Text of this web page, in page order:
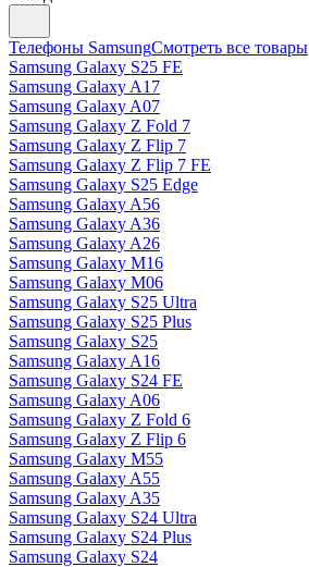
Телефоны SamsungСмотреть все товары
Samsung Galaxy S25 FE
Samsung Galaxy A17
Samsung Galaxy A07
Samsung Galaxy Z Fold 7
Samsung Galaxy Z Flip 7
Samsung Galaxy Z Flip 7 FE
Samsung Galaxy S25 Edge
Samsung Galaxy A56
Samsung Galaxy A36
Samsung Galaxy A26
Samsung Galaxy M16
Samsung Galaxy M06
Samsung Galaxy S25 Ultra
Samsung Galaxy S25 Plus
Samsung Galaxy S25
Samsung Galaxy A16
Samsung Galaxy S24 FE
Samsung Galaxy A06
Samsung Galaxy Z Fold 6
Samsung Galaxy Z Flip 6
Samsung Galaxy M55
Samsung Galaxy A55
Samsung Galaxy A35
Samsung Galaxy S24 Ultra
Samsung Galaxy S24 Plus
Samsung Galaxy S24